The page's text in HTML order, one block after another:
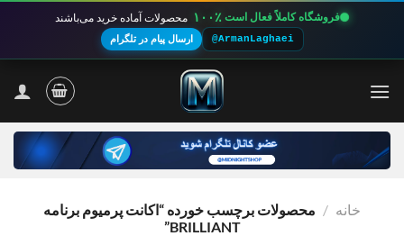
فروشگاه کاملاً فعال است ۱۰۰٪ محصولات آماده خرید می‌باشند
@ArmanLaghaei ارسال پیام در تلگرام
خانه / محصولات برچسب خورده “اکانت پرمیوم برنامه
BRILLIANT”